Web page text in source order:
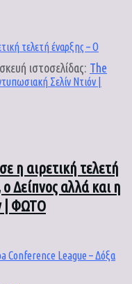
η αιρετική τελετή
Δείπνος αλλά και η
| ΦΩΤΟ
ιστοσελίδας: The